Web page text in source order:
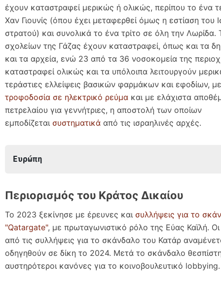
έχουν καταστραφεί μερικώς ή ολικώς, περίπου το ένα
Χαν Γιουνίς (όπου έχει μεταφερθεί όμως η εστίαση του
στρατού) και συνολικά το ένα τρίτο σε όλη την Λωρίδα.
σχολείων της Γάζας έχουν καταστραφεί, όπως και τα
και τα αρχεία, ενώ 23 από τα 36 νοσοκομεία της
καταστραφεί ολικώς και τα υπόλοιπα λειτουργούν
τεράστιες ελλείψεις βασικών φαρμάκων και εφοδίων,
τροφοδοσία σε ηλεκτρικό ρεύμα και με ελάχιστα
πετρελαίου για γεννήτριες, η αποστολή των οποίων
εμποδίζεται συστηματικά από τις ισραηλινές αρχές.
Ευρώπη
Περιορισμός του Κράτος Δικαίου
Το 2023 ξεκίνησε με έρευνες και συλλήψεις για το
"Qatargate", με πρωταγωνιστικό ρόλο της Εύας Καϊλή.
από τις συλλήψεις για το σκάνδαλο του Κατάρ
οδηγηθούν σε δίκη το 2024. Μετά το σκάνδαλο
αυστηρότεροι κανόνες για το κοινοβουλευτικό lobbying.